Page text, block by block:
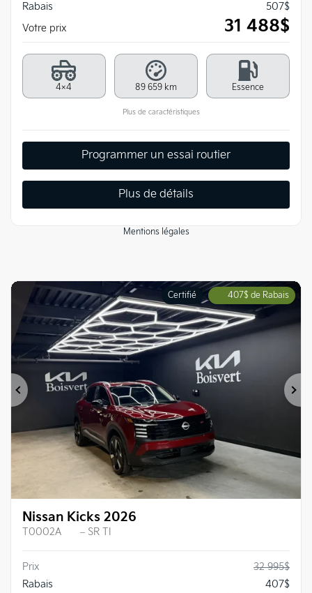
Rabais
507$
Votre prix
31 488$
4×4 89 659 km Essence
Plus de caractéristiques
Programmer un essai routier
Plus de détails
Mentions légales
Certifié 407$ de Rabais
Précédent
Nissan Kicks 2026
T0002A – SR TI
Prix 32 995$
Rabais
407$